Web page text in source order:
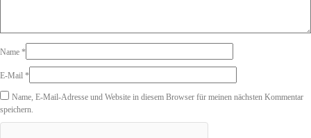
Name *
E-Mail *
Name, E-Mail-Adresse und Website in diesem Browser für meinen nächsten Kommentar
speichern.